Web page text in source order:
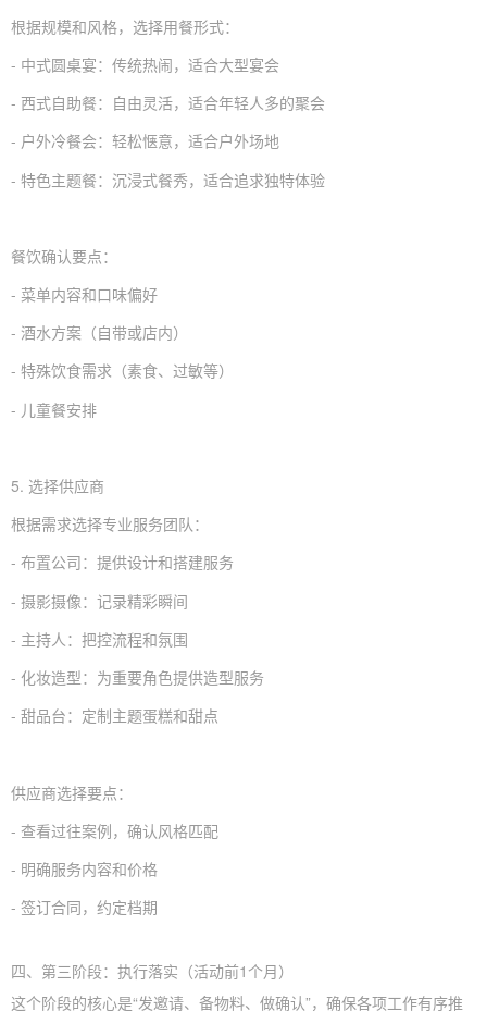
根据规模和风格，选择用餐形式：
- 中式圆桌宴：传统热闹，适合大型宴会
- 西式自助餐：自由灵活，适合年轻人多的聚会
- 户外冷餐会：轻松惬意，适合户外场地
- 特色主题餐：沉浸式餐秀，适合追求独特体验
餐饮确认要点：
- 菜单内容和口味偏好
- 酒水方案（自带或店内）
- 特殊饮食需求（素食、过敏等）
- 儿童餐安排
5. 选择供应商
根据需求选择专业服务团队：
- 布置公司：提供设计和搭建服务
- 摄影摄像：记录精彩瞬间
- 主持人：把控流程和氛围
- 化妆造型：为重要角色提供造型服务
- 甜品台：定制主题蛋糕和甜点
供应商选择要点：
- 查看过往案例，确认风格匹配
- 明确服务内容和价格
- 签订合同，约定档期
四、第三阶段：执行落实（活动前1个月）
这个阶段的核心是“发邀请、备物料、做确认”，确保各项工作有序推